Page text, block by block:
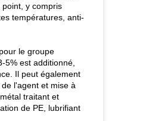
y compris
températures, anti-
le groupe
5% est additionné,
Il peut également
l'agent et mise à
traitant et
de PE, lubrifiant